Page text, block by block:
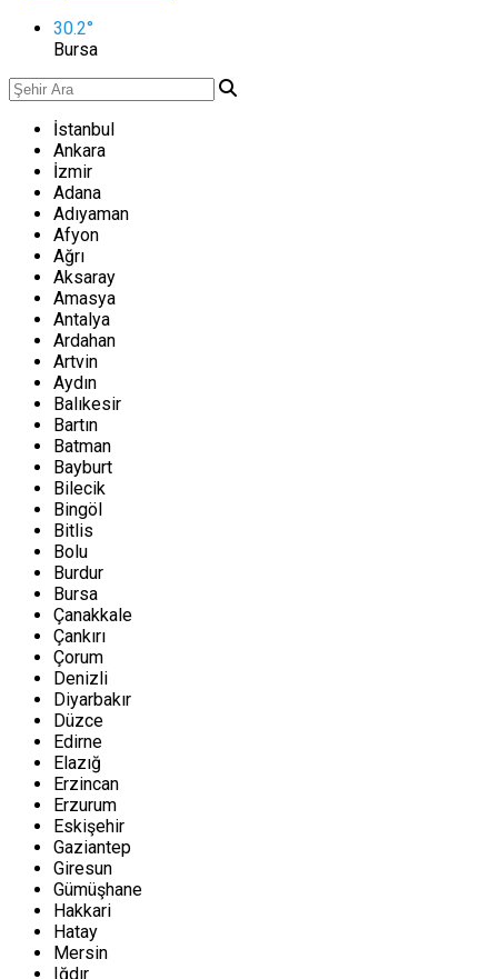
30.2°
Bursa
İstanbul
Ankara
İzmir
Adana
Adıyaman
Afyon
Ağrı
Aksaray
Amasya
Antalya
Ardahan
Artvin
Aydın
Balıkesir
Bartın
Batman
Bayburt
Bilecik
Bingöl
Bitlis
Bolu
Burdur
Bursa
Çanakkale
Çankırı
Çorum
Denizli
Diyarbakır
Düzce
Edirne
Elazığ
Erzincan
Erzurum
Eskişehir
Gaziantep
Giresun
Gümüşhane
Hakkari
Hatay
Mersin
Iğdır